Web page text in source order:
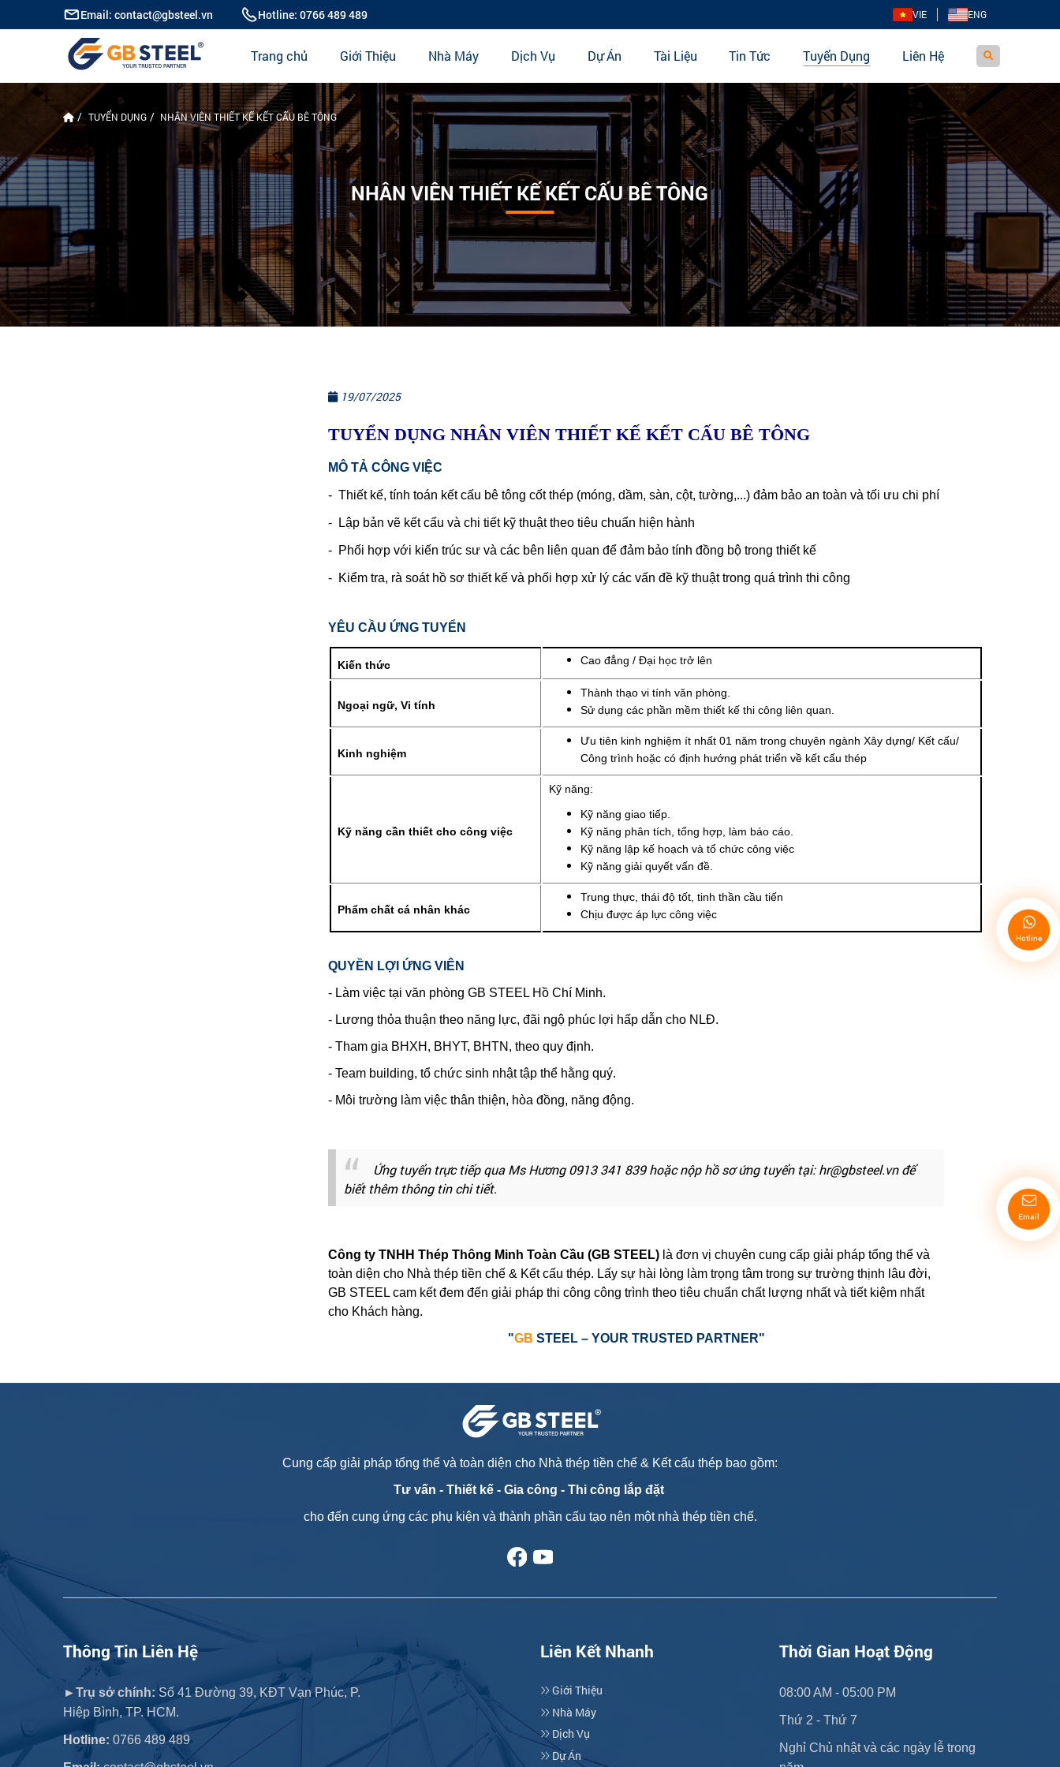
Email: contact@gbsteel.vn Hotline: 0766 489 489 VIE ENG
Trang chủ Giới Thiệu Nhà Máy Dịch Vụ Dự Án Tài Liệu Tin Tức Tuyển Dụng Liên Hệ
TUYỂN DỤNG NHÂN VIÊN THIẾT KẾ KẾT CẤU BÊ TÔNG
NHÂN VIÊN THIẾT KẾ KẾT CẤU BÊ TÔNG
19/07/2025
TUYỂN DỤNG NHÂN VIÊN THIẾT KẾ KẾT CẤU BÊ TÔNG
MÔ TẢ CÔNG VIỆC
- Thiết kế, tính toán kết cấu bê tông cốt thép (móng, dầm, sàn, cột, tường,...) đảm bảo an toàn và tối ưu chi phí
- Lập bản vẽ kết cấu và chi tiết kỹ thuật theo tiêu chuẩn hiện hành
- Phối hợp với kiến trúc sư và các bên liên quan để đảm bảo tính đồng bộ trong thiết kế
- Kiểm tra, rà soát hồ sơ thiết kế và phối hợp xử lý các vấn đề kỹ thuật trong quá trình thi công
YÊU CẦU ỨNG TUYỂN
Kiến thức Cao đẳng / Đại học trở lên
Ngoại ngữ, Vi tính
Thành thạo vi tính văn phòng.
Sử dụng các phần mềm thiết kế thi công liên quan.
Kinh nghiệm
Ưu tiên kinh nghiệm ít nhất 01 năm trong chuyên ngành Xây dựng/ Kết cấu/
Công trình hoặc có định hướng phát triển về kết cấu thép
Kỹ năng cần thiết cho công việc
Kỹ năng:
Kỹ năng giao tiếp.
Kỹ năng phân tích, tổng hợp, làm báo cáo.
Kỹ năng lập kế hoạch và tổ chức công việc
Kỹ năng giải quyết vấn đề.
Phẩm chất cá nhân khác
Trung thực, thái độ tốt, tinh thần cầu tiến
Chịu được áp lực công việc
QUYỀN LỢI ỨNG VIÊN
- Làm việc tại văn phòng GB STEEL Hồ Chí Minh.
- Lương thỏa thuận theo năng lực, đãi ngộ phúc lợi hấp dẫn cho NLĐ.
- Tham gia BHXH, BHYT, BHTN, theo quy định.
- Team building, tổ chức sinh nhật tập thể hằng quý.
- Môi trường làm việc thân thiện, hòa đồng, năng động.
Ứng tuyển trực tiếp qua Ms Hương 0913 341 839 hoặc nộp hồ sơ ứng tuyển tại: hr@gbsteel.vn để
biết thêm thông tin chi tiết.
Công ty TNHH Thép Thông Minh Toàn Cầu (GB STEEL) là đơn vị chuyên cung cấp giải pháp tổng thể và
toàn diện cho Nhà thép tiền chế & Kết cấu thép. Lấy sự hài lòng làm trọng tâm trong sự trường thịnh lâu đời,
GB STEEL cam kết đem đến giải pháp thi công công trình theo tiêu chuẩn chất lượng nhất và tiết kiệm nhất
cho Khách hàng.
"GB STEEL – YOUR TRUSTED PARTNER"
Cung cấp giải pháp tổng thể và toàn diện cho Nhà thép tiền chế & Kết cấu thép bao gồm:
Tư vấn - Thiết kế - Gia công - Thi công lắp đặt
cho đến cung ứng các phụ kiện và thành phần cấu tạo nên một nhà thép tiền chế.
Thông Tin Liên Hệ
►Trụ sở chính:Số 41 Đường 39, KĐT Vạn Phúc, P.
Hiệp Bình, TP. HCM.
Hotline: 0766 489 489
Liên Kết Nhanh
Giới Thiệu
Nhà Máy
Dịch Vụ
Dự Án
Thời Gian Hoạt Động
08:00 AM - 05:00 PM
Thứ 2 - Thứ 7
Nghỉ Chủ nhật và các ngày lễ trong
Hotline
Email